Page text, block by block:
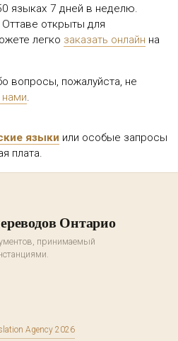
языках 7 дней в неделю.
открыты для
легко заказать онлайн на
вопросы, пожалуйста, не
нами.
языки или особые запросы
плата.
Онтарио
принимаемый
Agency 2026